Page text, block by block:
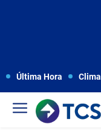
Última Hora Clima